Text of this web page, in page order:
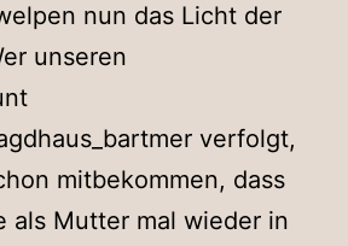
nun das Licht der
unseren
verfolgt,
mitbekommen, dass
als Mutter mal wieder in